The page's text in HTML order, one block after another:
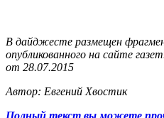
В дайджесте размещен
опубликованного на сайте
от 28.07.2015
Автор: Евгений Хвостик
Полный текст вы можете